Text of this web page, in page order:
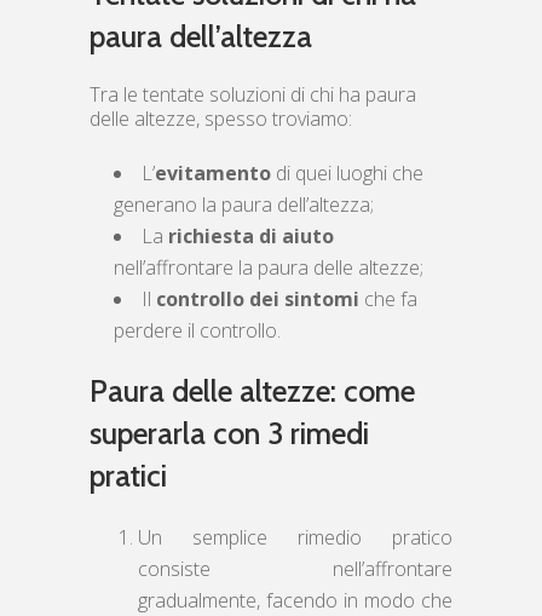
paura dell’altezza
Tra le tentate soluzioni di chi ha paura
delle altezze, spesso troviamo:
L’evitamento di quei luoghi che
generano la paura dell’altezza;
La richiesta di aiuto
nell’affrontare la paura delle altezze;
Il controllo dei sintomi che fa
perdere il controllo.
Paura delle altezze: come
superarla con 3 rimedi
pratici
Un semplice rimedio pratico
consiste nell’affrontare
gradualmente, facendo in modo che